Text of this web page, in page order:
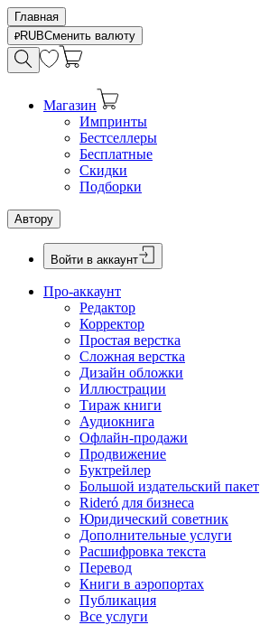
Главная
RUBСменить валюту
Магазин
Импринты
Бестселлеры
Бесплатные
Скидки
Подборки
Автору
Войти в аккаунт
Про-аккаунт
Редактор
Корректор
Простая верстка
Сложная верстка
Дизайн обложки
Иллюстрации
Тираж книги
Аудиокнига
Офлайн-продажи
Продвижение
Буктрейлер
Большой издательский пакет
Rideró для бизнеса
Юридический советник
Дополнительные услуги
Расшифровка текста
Перевод
Книги в аэропортах
Публикация
Все услуги